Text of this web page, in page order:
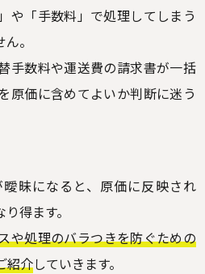
や「手数料」で処理してしまう
。
手数料や運送費の請求書が一括
原価に含めてよいか判断に迷う
昧になると、原価に反映され
得ます。
や処理のバラつきを防ぐための
紹介していきます。